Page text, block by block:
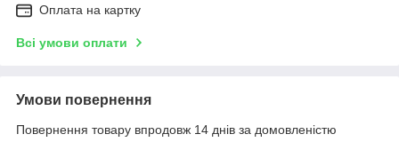
Оплата на картку
Всі умови оплати
Умови повернення
Повернення товару впродовж 14 днів за домовленістю